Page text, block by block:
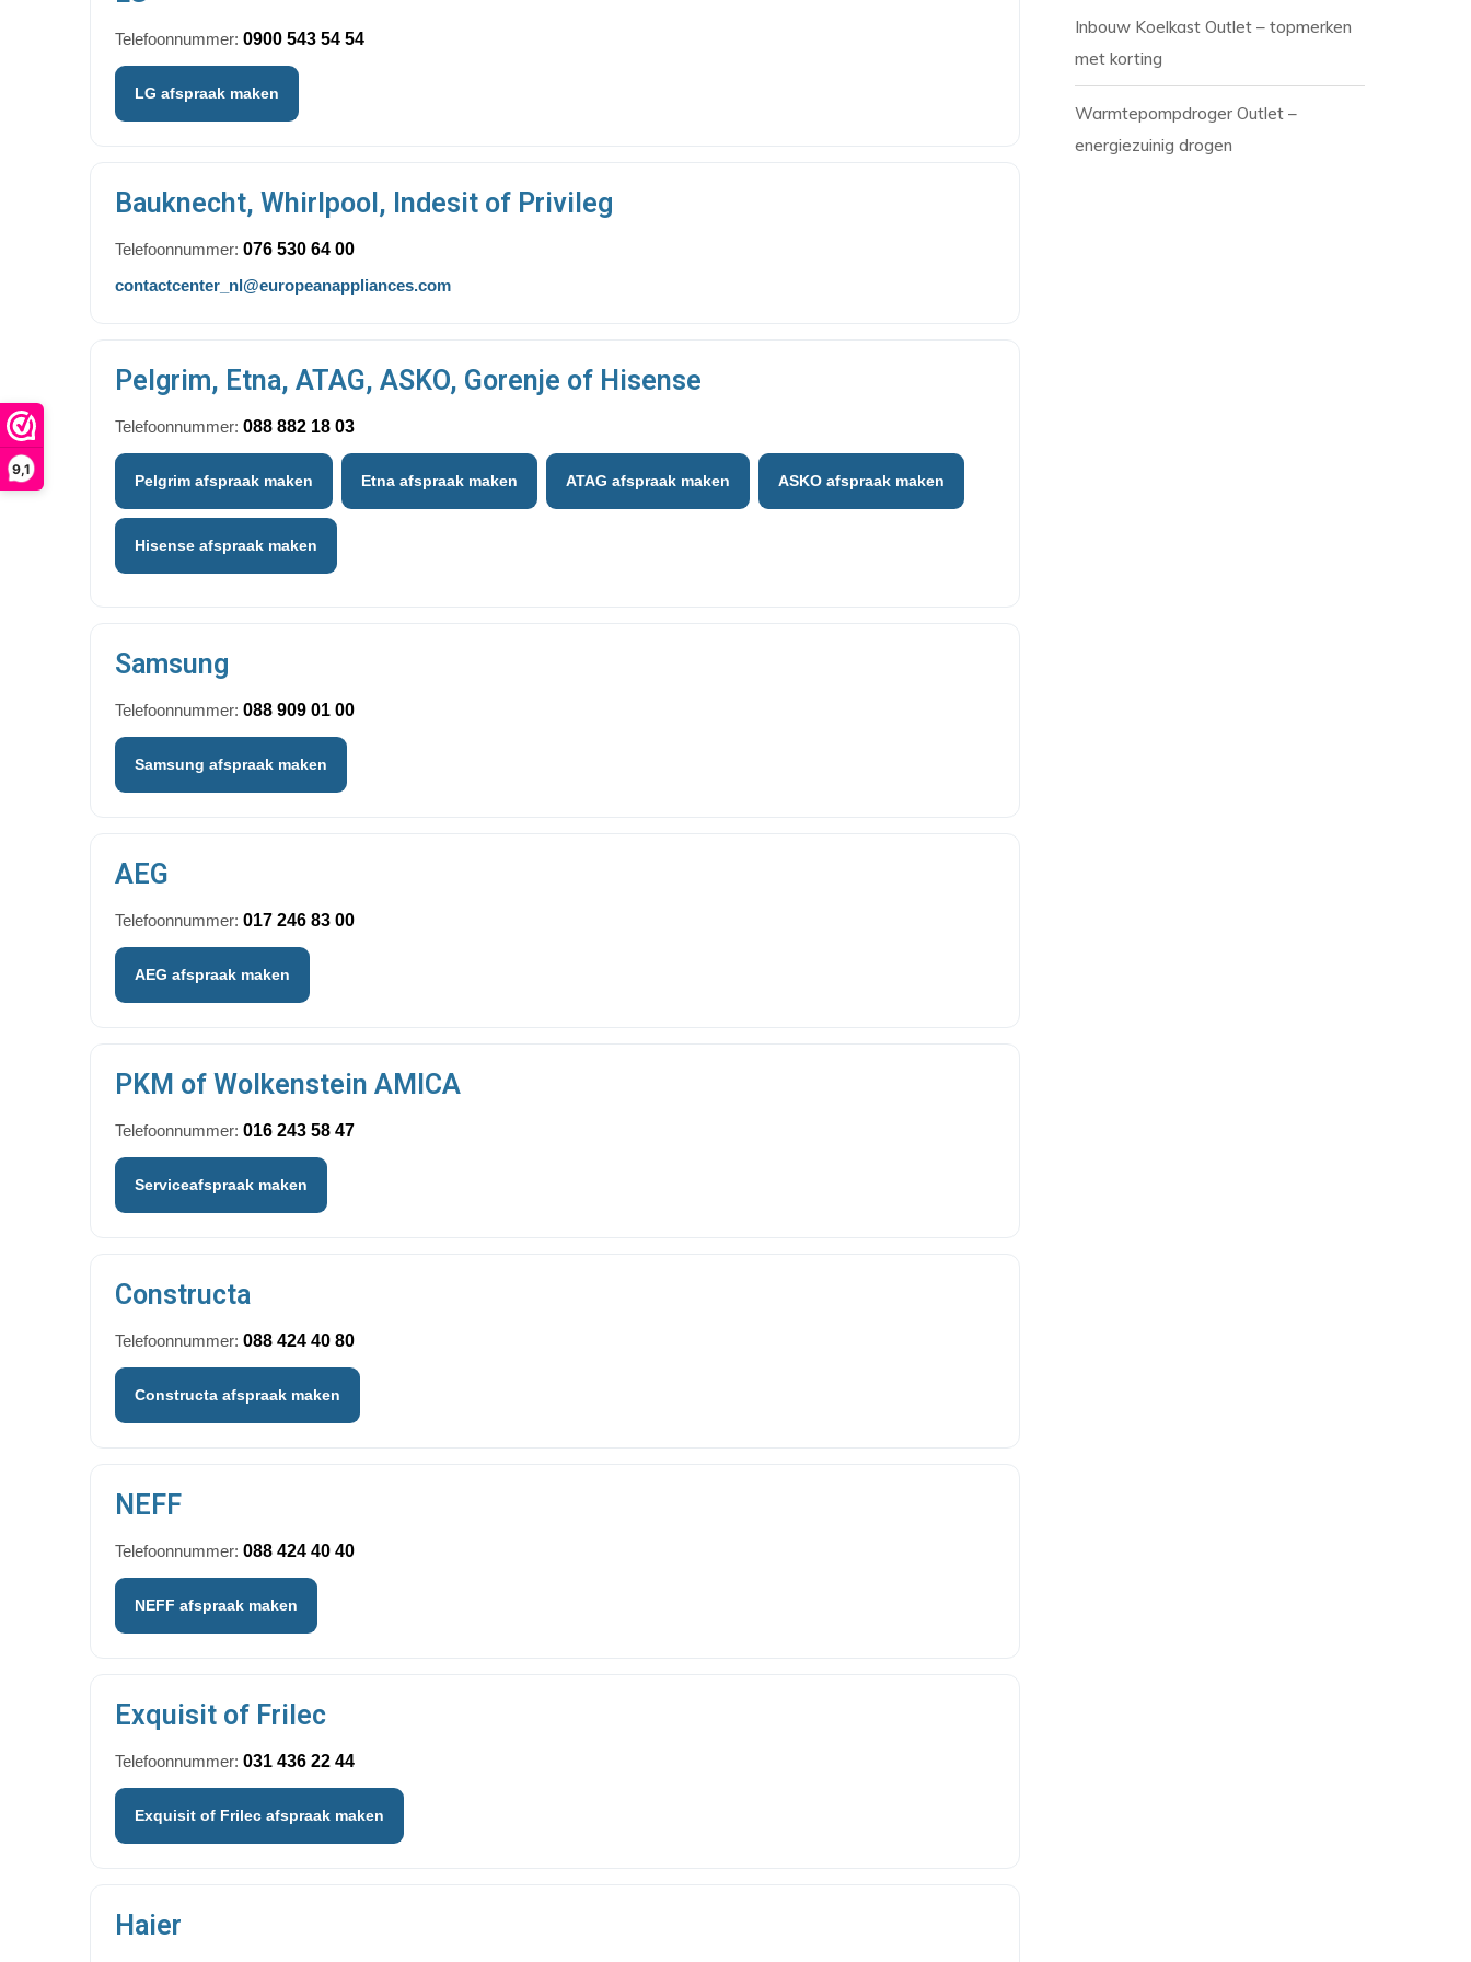
9,1
Telefoonnummer: 0900 543 54 54
LG afspraak maken
Bauknecht, Whirlpool, Indesit of Privileg
Telefoonnummer: 076 530 64 00
contactcenter_nl@europeanappliances.com
Pelgrim, Etna, ATAG, ASKO, Gorenje of Hisense
Telefoonnummer: 088 882 18 03
Pelgrim afspraak maken Etna afspraak maken ATAG afspraak maken ASKO afspraak maken
Hisense afspraak maken
Samsung
Telefoonnummer: 088 909 01 00
Samsung afspraak maken
AEG
Telefoonnummer: 017 246 83 00
AEG afspraak maken
PKM of Wolkenstein AMICA
Telefoonnummer: 016 243 58 47
Serviceafspraak maken
Constructa
Telefoonnummer: 088 424 40 80
Constructa afspraak maken
NEFF
Telefoonnummer: 088 424 40 40
NEFF afspraak maken
Exquisit of Frilec
Telefoonnummer: 031 436 22 44
Exquisit of Frilec afspraak maken
Haier
Inbouw Koelkast Outlet – topmerken
met korting
Warmtepompdroger Outlet –
energiezuinig drogen